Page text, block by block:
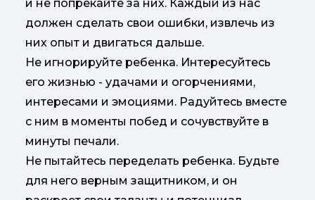
и не попрекайте за них. Каждый из нас
должен сделать свои ошибки, извлечь из
них опыт и двигаться дальше.
Не игнорируйте ребенка. Интересуйтесь
его жизнью - удачами и огорчениями,
интересами и эмоциями. Радуйтесь вместе
с ним в моменты побед и сочувствуйте в
минуты печали.
Не пытайтесь переделать ребенка. Будьте
для него верным защитником, и он